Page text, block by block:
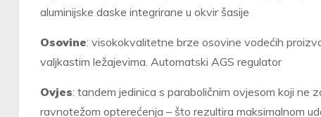
aluminijske daske integrirane u okvir šasije
Osovine: visokokvalitetne brze osovine vodećih
valjkastim ležajevima. Automatski AGS regulator
Ovjes: tandem jedinica s paraboličnim ovjesom koji ne
ravnotežom opterećenja – što rezultira maksimalnom